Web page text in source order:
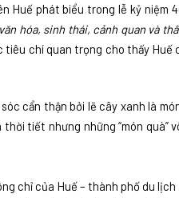
Huế phát biểu trong lễ kỷ niệm
văn hóa, sinh thái, cảnh quan và
chí quan trọng cho thấy Huế
cẩn thận bởi lẽ cây xanh là
tiết nhưng những “món quà”
chỉ của Huế – thành phố du